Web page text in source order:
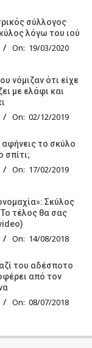
σύλλογος
λόγω του ιού
On: 19/03/2020
νόμιζαν ότι είχε
με ελάφι και
On: 02/12/2019
το σκύλο
σπίτι;
On: 17/02/2019
Σκύλος
τέλος θα σας
On: 14/08/2018
του αδέσποτο
από τον
On: 08/07/2018